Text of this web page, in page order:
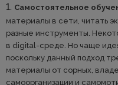
Самостоятельное
материалы в сети, читать
разные инструменты.
в digital-среде. Но чаще
поскольку данный подход
материалы от сорных,
самоорганизации и